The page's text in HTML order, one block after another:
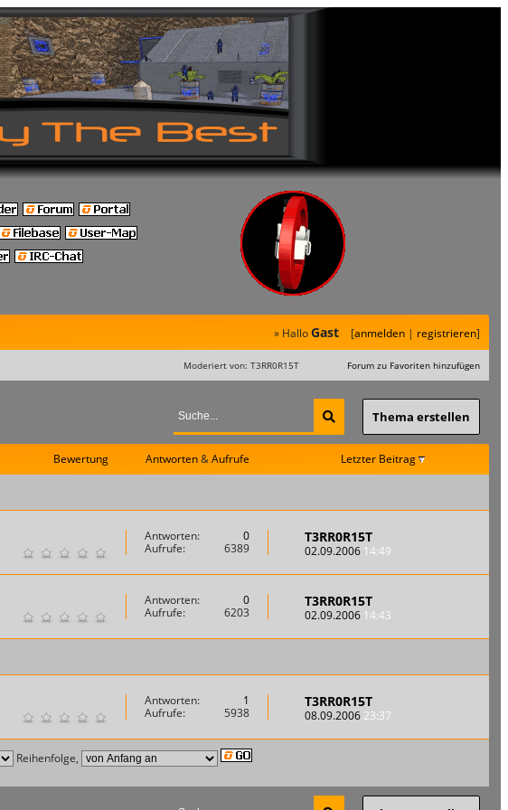
» HalloGast [anmelden| registrieren]
Moderiert von: T3RR0R15T Forum zu Favoriten hinzufügen
Thema erstellen
Bewertung Antworten&Aufrufe Letzter Beitrag
Antworten:
0
Aufrufe:
6389
T3RR0R15T
02.09.2006 14:49
Antworten:
0
Aufrufe:
6203
T3RR0R15T
02.09.2006 14:43
Antworten:
1
Aufrufe:
5938
T3RR0R15T
08.09.2006 23:37
Reihenfolge,